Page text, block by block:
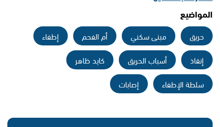
المواضيع
حريق مبنى سكني أم الفحم
إطفاء
إنقاذ
أسباب الحريق
كايد ظاهر
سلطة الإطفاء
إصابات